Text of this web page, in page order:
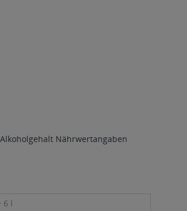
Alkoholgehalt Nährwertangaben
6 l